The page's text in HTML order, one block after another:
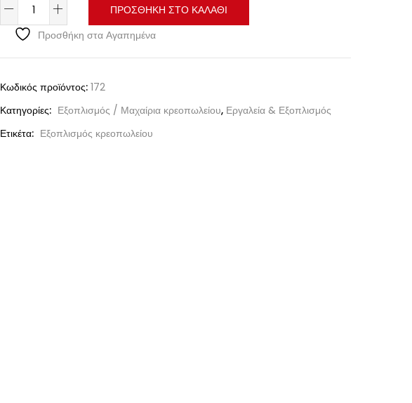
ΠΡΟΣΘΉΚΗ ΣΤΟ ΚΑΛΆΘΙ
Προσθήκη στα Αγαπημένα
Κωδικός προϊόντος: 172
Κατηγορίες: Εξοπλισμός / Μαχαίρια κρεοπωλείου, Εργαλεία & Εξοπλισμός
Ετικέτα: Εξοπλισμός κρεοπωλείου